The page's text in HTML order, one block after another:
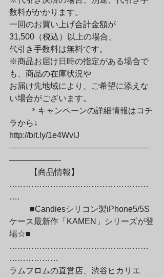
数料がかかります。
一回のお買い上げ合計金額が
31,500（税込）以上の場合、
代引き手数料は無料です。
※商品お届け日時の指定がある場合で
も、商品の在庫状況や
お届け先地域により、ご希望に添えな
い場合がございます。
ラから↓
http://bit.ly/1e4WvlJ
—————————————————
——————-
……………………………………………
….
ケース最新作「KAMEN」シリーズが登
場☆■
……………………………………………
………………
ラムフロムの直営店、渋谷ヒカリエ